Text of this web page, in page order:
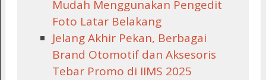
Mudah Menggunakan Pengedit
Foto Latar Belakang
Jelang Akhir Pekan, Berbagai
Brand Otomotif dan Aksesoris
Tebar Promo di IIMS 2025